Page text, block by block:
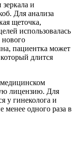
и
Для анализа
щеточка,
использовалась
пациентка может
длится
лицензию. Для
у гинеколога и
менее одного раза в